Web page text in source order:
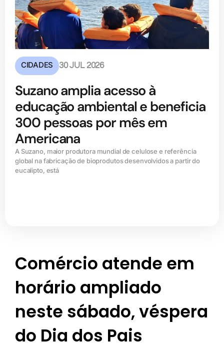
CIDADES 30 JUL 2026
Suzano amplia acesso à
educação ambiental e beneficia
300 pessoas por mês em
Americana
A Suzano, maior produtora mundial de celulose e referência
global na fabricação de bioprodutos desenvolvidos a partir do
eucalipto, está
Comércio atende em
horário ampliado
neste sábado, véspera
do Dia dos Pais